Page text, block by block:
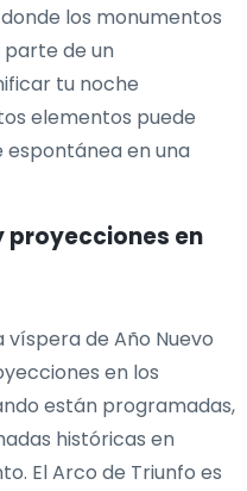
los monumentos
parte de un
tu noche
elementos puede
en una
proyecciones en
víspera de Año Nuevo
en los
están programadas,
históricas en
El Arco de Triunfo es